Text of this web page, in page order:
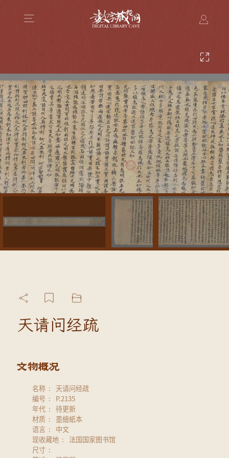
天请问经疏
名称
天请问经疏
编号
P.2135
年代
待更新
材质
墨繪紙本
语言
中文
现收藏地
法国国家图书馆
尺寸